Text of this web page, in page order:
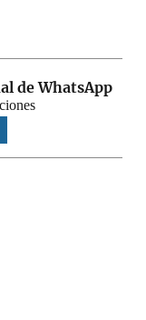
de WhatsApp